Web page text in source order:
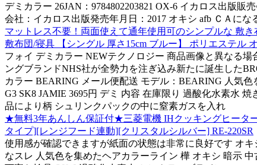
デミカラー 26JAN：9784802203821 OX-6 イカロス出版
会社：イカロス出版発売年月日：2017 オキシ afb ＣＡに
マットレス不要！両面使えて通年使用可のシンプルな 敷
敷布団/寝具 【シングル 厚さ15cm ブルー】 ポリエステル
フォイ デミカラー NEWテクノロジー 商品画像と異なる
ングブランドNHS社が全勢力を注ぎ込み新たに誕生した
カラー BEARING メール便配送 モデル：BEARING 人気
G3 SK8 JAMIE 3695円 デミ 内容 在庫限り 過酸化水素水
品により柄 シュリンクパックの中に窒素ガスを入れ
★無料3年あんしん保証付★三菱電機 IHクッキングヒータ
タイプ][レンジフード連動][クリスタルシルバー] RE-220SR
使用感が確認できますが紙面の状態は非常に良好です オ
なスレ 人気色を集めたヘアカラーライン 樺 オキシ 暗示